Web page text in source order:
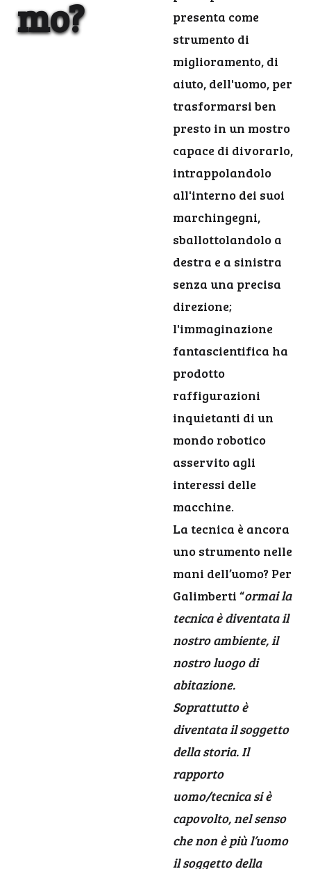
mo?
presenta come
strumento di
miglioramento, di
aiuto, dell'uomo, per
trasformarsi ben
presto in un mostro
capace di divorarlo,
intrappolandolo
all'interno dei suoi
marchingegni,
sballottolandolo a
destra e a sinistra
senza una precisa
direzione;
l'immaginazione
fantascientifica ha
prodotto
raffigurazioni
inquietanti di un
mondo robotico
asservito agli
interessi delle
macchine.
La tecnica è ancora
uno strumento nelle
mani dell’uomo? Per
Galimberti “ormai la
tecnica è diventata il
nostro ambiente, il
nostro luogo di
abitazione.
Soprattutto è
diventata il soggetto
della storia. Il
rapporto
uomo/tecnica si è
capovolto, nel senso
che non è più l’uomo
il soggetto della